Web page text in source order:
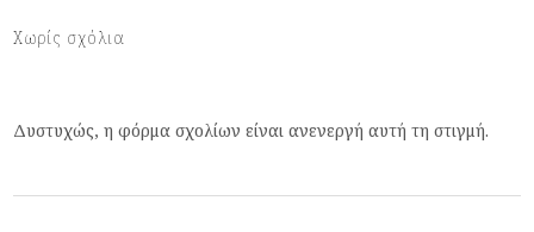
Χωρίς σχόλια
Δυστυχώς, η φόρμα σχολίων είναι ανενεργή αυτή τη στιγμή.